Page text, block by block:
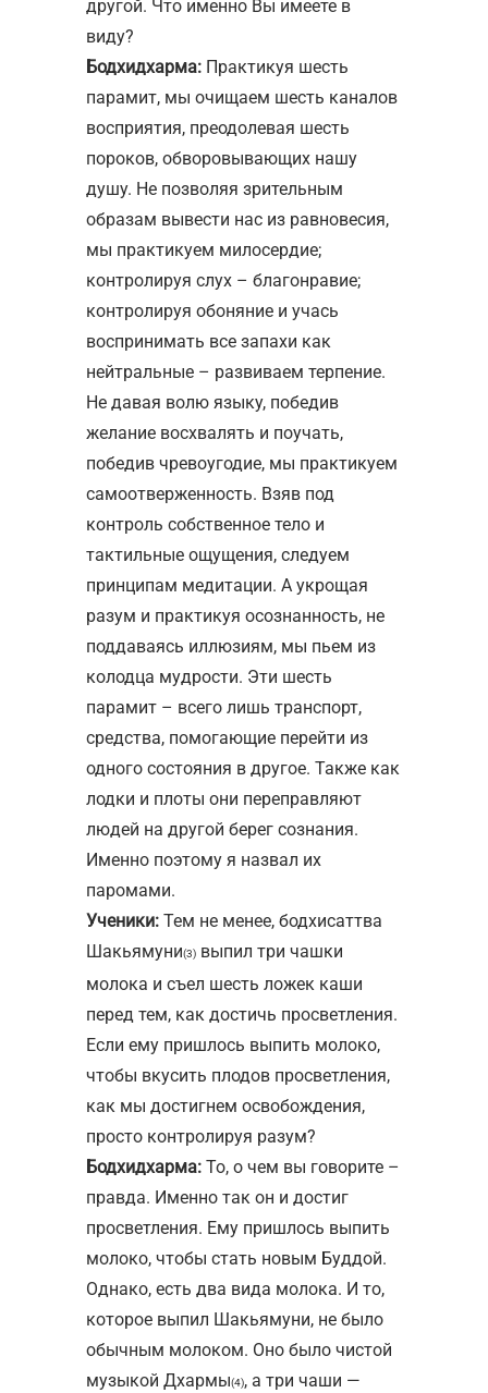
другой. Что именно Вы имеете в
виду?
Бодхидхарма: Практикуя шесть
парамит, мы очищаем шесть каналов
восприятия, преодолевая шесть
пороков, обворовывающих нашу
душу. Не позволяя зрительным
образам вывести нас из равновесия,
мы практикуем милосердие;
контролируя слух – благонравие;
контролируя обоняние и учась
воспринимать все запахи как
нейтральные – развиваем терпение.
Не давая волю языку, победив
желание восхвалять и поучать,
победив чревоугодие, мы практикуем
самоотверженность. Взяв под
контроль собственное тело и
тактильные ощущения, следуем
принципам медитации. А укрощая
разум и практикуя осознанность, не
поддаваясь иллюзиям, мы пьем из
колодца мудрости. Эти шесть
парамит – всего лишь транспорт,
средства, помогающие перейти из
одного состояния в другое. Также как
лодки и плоты они переправляют
людей на другой берег сознания.
Именно поэтому я назвал их
паромами.
Ученики: Тем не менее, бодхисаттва
Шакьямуни(3) выпил три чашки
молока и съел шесть ложек каши
перед тем, как достичь просветления.
Если ему пришлось выпить молоко,
чтобы вкусить плодов просветления,
как мы достигнем освобождения,
просто контролируя разум?
Бодхидхарма: То, о чем вы говорите –
правда. Именно так он и достиг
просветления. Ему пришлось выпить
молоко, чтобы стать новым Буддой.
Однако, есть два вида молока. И то,
которое выпил Шакьямуни, не было
обычным молоком. Оно было чистой
музыкой Дхармы(4), а три чаши —